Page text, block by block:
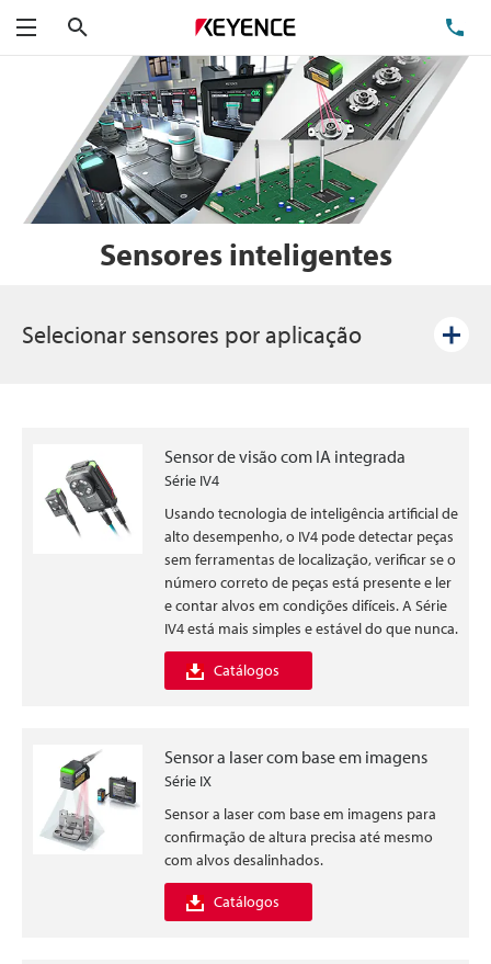
Menu
Sensores inteligentes
Selecionar sensores por aplicação
Sensor de visão com IA integrada
Série IV4
Usando tecnologia de inteligência artificial de
alto desempenho, o IV4 pode detectar peças
sem ferramentas de localização, verificar se o
número correto de peças está presente e ler
e contar alvos em condições difíceis. A Série
IV4 está mais simples e estável do que nunca.
Catálogos
Sensor a laser com base em imagens
Série IX
Sensor a laser com base em imagens para
confirmação de altura precisa até mesmo
com alvos desalinhados.
Catálogos